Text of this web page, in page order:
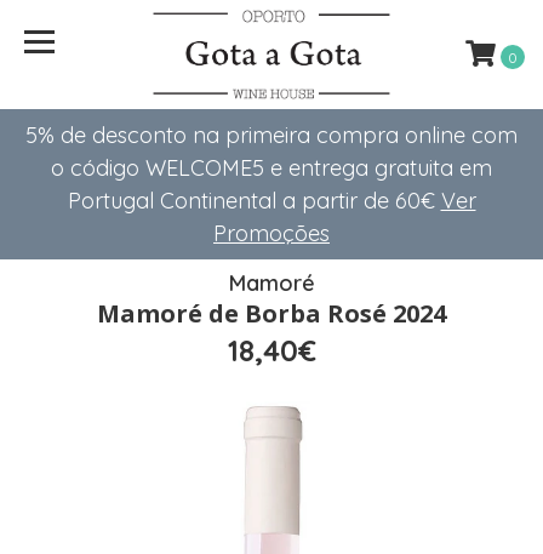
5% de desconto na primeira compra online com
o código WELCOME5 e entrega gratuita em
Portugal Continental a partir de 60€ Ver
Promoções
0
Mamoré
Mamoré de Borba Rosé 2024
18,40€